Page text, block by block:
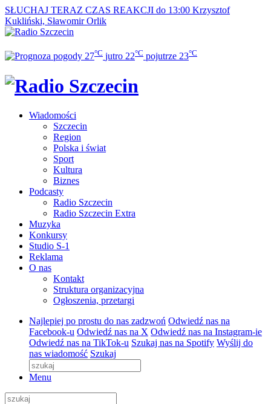
SŁUCHAJ TERAZ CZAS REAKCJI do 13:00 Krzysztof
Kukliński, Sławomir Orlik
27°C jutro 22°C pojutrze 23°C
Wiadomości
Szczecin
Region
Polska i świat
Sport
Kultura
Biznes
Podcasty
Radio Szczecin
Radio Szczecin Extra
Muzyka
Konkursy
Studio S-1
Reklama
O nas
Kontakt
Struktura organizacyjna
Ogłoszenia, przetargi
Najlepiej po prostu do nas zadzwoń Odwiedź nas na
Facebook-u Odwiedź nas na X Odwiedź nas na Instagram-ie
Odwiedź nas na TikTok-u Szukaj nas na Spotify Wyślij do
nas wiadomość Szukaj
Menu